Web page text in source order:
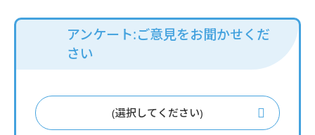
アンケート:ご意見をお聞かせくだ
さい
(選択してください)